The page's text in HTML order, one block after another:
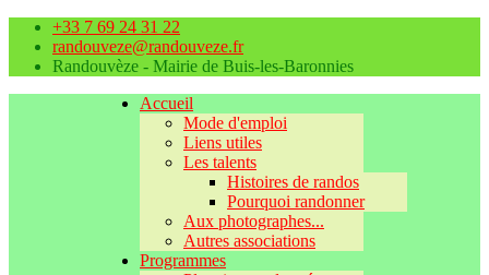
+33 7 69 24 31 22
randouveze@randouveze.fr
Randouvèze - Mairie de Buis-les-Baronnies
Accueil
Mode d'emploi
Liens utiles
Les talents
Histoires de randos
Pourquoi randonner
Aux photographes...
Autres associations
Programmes